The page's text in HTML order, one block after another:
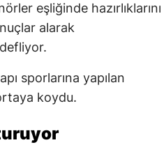
eşliğinde hazırlıklarını
alarak
sporlarına yapılan
ortaya koydu.